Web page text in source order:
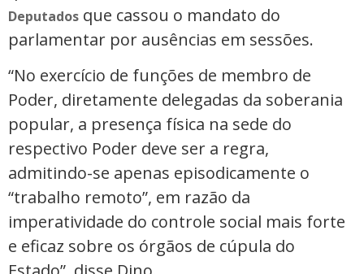
Deputados que cassou o mandato do
parlamentar por ausências em sessões.
“No exercício de funções de membro de
Poder, diretamente delegadas da soberania
popular, a presença física na sede do
respectivo Poder deve ser a regra,
admitindo-se apenas episodicamente o
“trabalho remoto”, em razão da
imperatividade do controle social mais forte
e eficaz sobre os órgãos de cúpula do